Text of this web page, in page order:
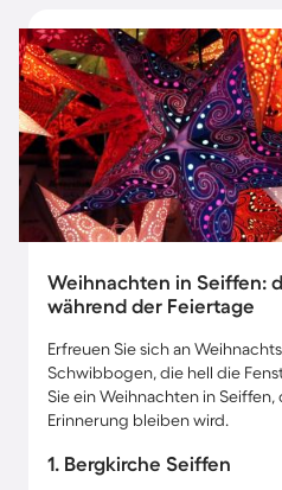
Weihnachten in Seiffen:
während der Feiertage
Erfreuen Sie sich an
Schwibbogen, die hell die
Sie ein Weihnachten in Seiffen,
Erinnerung bleiben wird.
1. Bergkirche Seiffen